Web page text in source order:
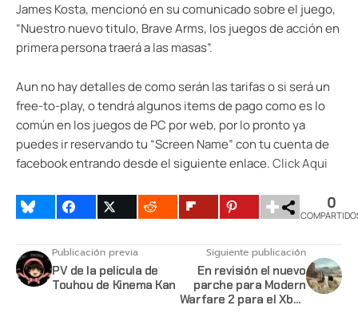
James Kosta, mencionó en su comunicado sobre el juego,
“Nuestro nuevo titulo, Brave Arms, los juegos de acción en
primera persona traerá a las masas”.
Aun no hay detalles de como serán las tarifas o si será un
free-to-play, o tendrá algunos items de pago como es lo
común en los juegos de PC por web, por lo pronto ya
puedes ir reservando tu “Screen Name” con tu cuenta de
facebook entrando desde el siguiente enlace.Click Aqui
0
Publicación previa
PV de la pelicula de
Touhou de Kinema Kan
Siguiente publicación
En revisión el nuevo
parche para Modern
Warfare 2 para el Xbox